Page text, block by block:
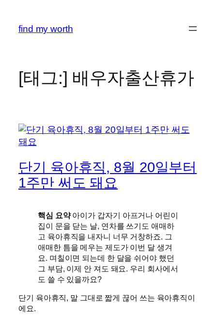
find my worth
[태그:] 배우자출산휴가
단기 육아휴직, 8월 20일부터
1주만 써도 돼요
핵심 요약아이가 갑자기 아프거나 어린이
집이 문을 닫는 날, 연차를 쓰기도 애매하
고 육아휴직을 내자니 너무 거창하죠. 그
애매한 틈을 메우는 제도가 이번 달 생겨
요. 며칠이면 되는데 한 달을 쉬어야 했던
그 부담, 이제 안 져도 돼요. 우리 회사에서
도 쓸 수 있을까요?
단기 육아휴직, 말 그대로 짧게 끊어 쓰는 육아휴직이
에요.